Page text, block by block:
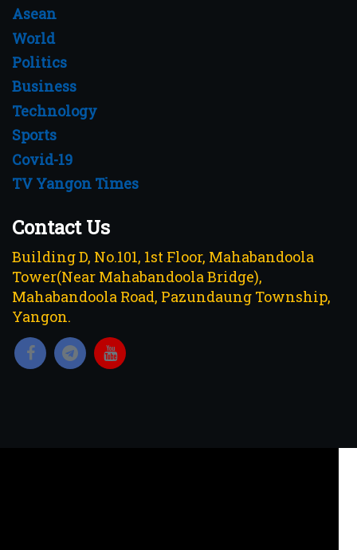
Asean
World
Politics
Business
Technology
Sports
Covid-19
TV Yangon Times
Contact Us
Building D, No.101, 1st Floor, Mahabandoola
Tower(Near Mahabandoola Bridge),
Mahabandoola Road, Pazundaung Township,
Yangon.